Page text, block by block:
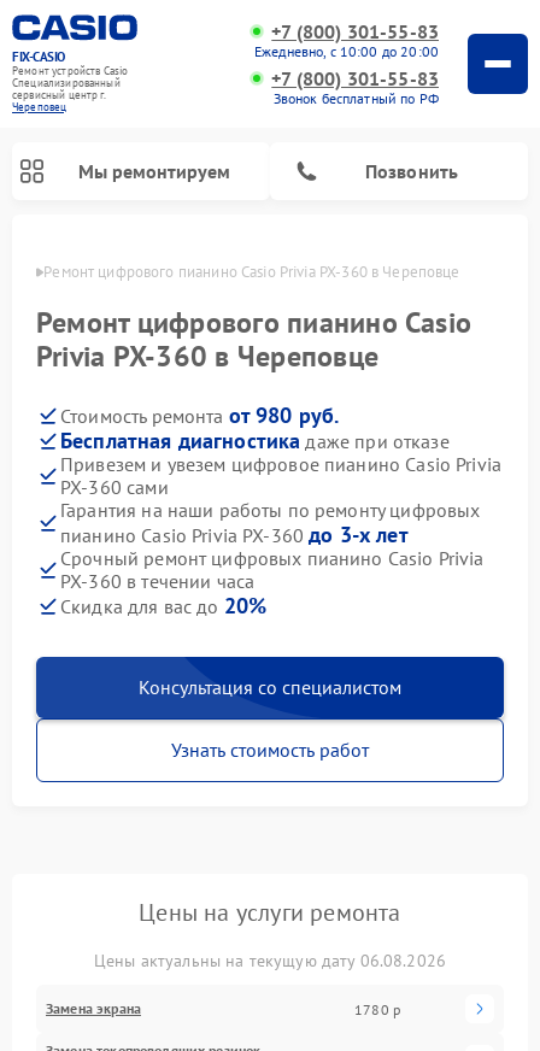
FIX-CASIO
Ремонт устройств Casio
Специализированный
cервисный центр г.
Череповец
+7 (800) 301-55-83
Ежедневно, с 10:00 до 20:00
+7 (800) 301-55-83
Звонок бесплатный по РФ
Мы ремонтируем Позвонить
Ремонт цифрового пианино Casio Privia PX-360 в Череповце
Ремонт цифрового пианино Casio
Privia PX-360 в Череповце
Стоимость ремонта от 980 руб.
Бесплатная диагностика даже при отказе
Привезем и увезем цифровое пианино Casio Privia
PX-360 сами
Гарантия на наши работы по ремонту цифровых
пианино Casio Privia PX-360до 3-х лет
Срочный ремонт цифровых пианино Casio Privia
PX-360 в течении часа
Скидка для вас до 20%
Консультация со специалистом
Узнать стоимость работ
Цены на услуги ремонта
Цены актуальны на текущую дату 06.08.2026
Замена экрана 1780 р